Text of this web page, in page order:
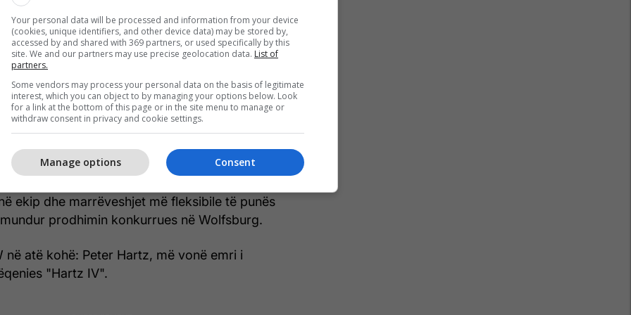
një kapitull të veçantë në historinë e
i lidhur ngushtë me suksesin e Touran. Në fillim
u përball me sfidën e ndërtimit të minifurgonit të
kosto efektive në Gjermani, në vend që të
në vendet me paga më të ulëta.
herë 5000", u krijua një program që ishte
për prodhimin e këtij automjeti.
thjesht një model i ri - ishte pjesa qendrore e
që synonte të provonte se hierarkitë më
ekip dhe marrëveshjet më fleksibile të punës
prodhimin konkurrues në Wolfsburg.
në atë kohë: Peter Hartz, më vonë emri i
"Hartz IV".
Your personal data will be processed and information from your device
(cookies, unique identifiers, and other device data) may be stored by,
accessed by and shared with 369 partners, or used specifically by this
site. We and our partners may use precise geolocation data. List of
partners.
Some vendors may process your personal data on the basis of legitimate
interest, which you can object to by managing your options below. Look
for a link at the bottom of this page or in the site menu to manage or
withdraw consent in privacy and cookie settings.
Consent
Manage options